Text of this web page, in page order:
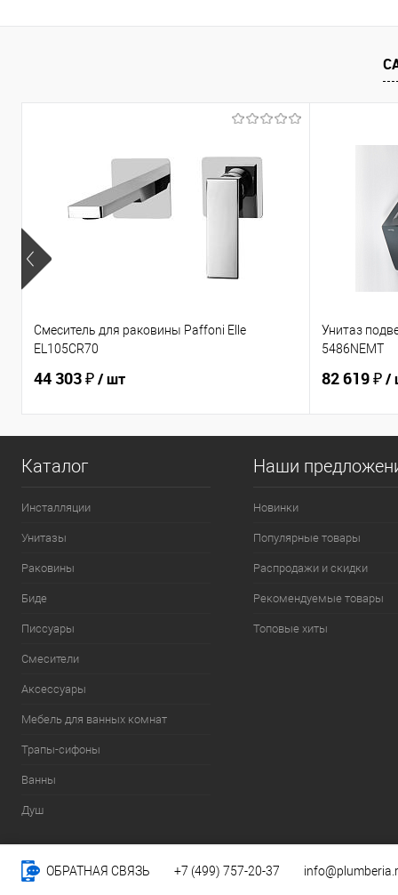
Смеситель для раковины Paffoni Elle
EL105CR70
44 303 ₽/ шт
Унитаз
5486NEMT
82 619 ₽/
Каталог
Инсталляции
Унитазы
Раковины
Биде
Писсуары
Смесители
Аксессуары
Мебель для ванных комнат
Трапы-сифоны
Ванны
Душ
Наши
Новинки
Популярные товары
Распродажи и скидки
Рекомендуемые товары
Топовые хиты
ОБРАТНАЯ СВЯЗЬ +7 (499) 757-20-37